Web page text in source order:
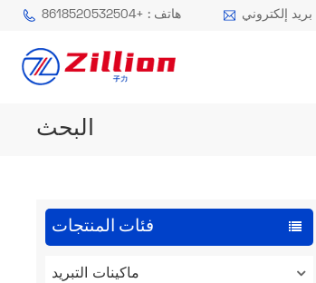
هاتف : +8618520532504
البحث
فئات المنتجات
ماكينات التبريد